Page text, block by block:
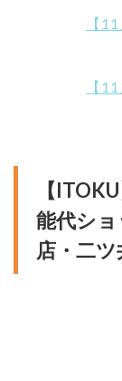
【
【
【
能代シ
店・二